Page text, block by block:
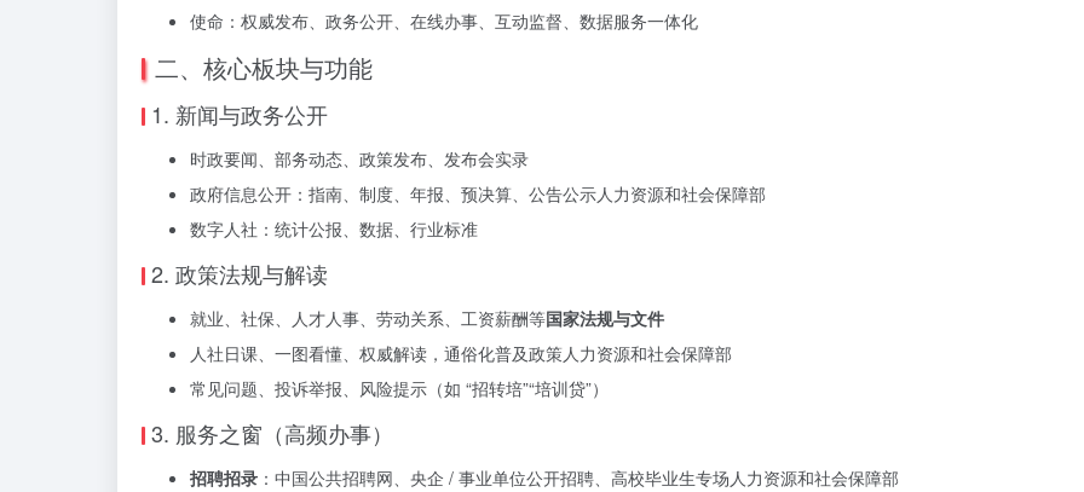
使命：权威发布、政务公开、在线办事、互动监督、数据服务一体化
二、核心板块与功能
1. 新闻与政务公开
时政要闻、部务动态、政策发布、发布会实录
政府信息公开：指南、制度、年报、预决算、公告公示人力资源和社会保障部
数字人社：统计公报、数据、行业标准
2. 政策法规与解读
就业、社保、人才人事、劳动关系、工资薪酬等国家法规与文件
人社日课、一图看懂、权威解读，通俗化普及政策人力资源和社会保障部
常见问题、投诉举报、风险提示（如 “招转培”“培训贷”）
3. 服务之窗（高频办事）
招聘招录 ：中国公共招聘网、央企 / 事业单位公开招聘、高校毕业生专场人力资源和社会保障部